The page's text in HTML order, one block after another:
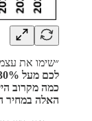
״שימו את
כמה מקרוב
האלה במחיר